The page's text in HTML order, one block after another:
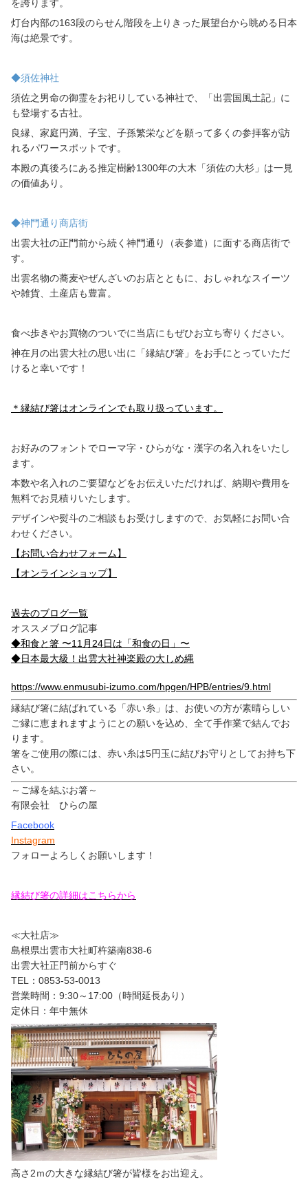
を誇ります。
灯台内部の163段のらせん階段を上りきった展望台から眺める日本
海は絶景です。
◆須佐神社
須佐之男命の御霊をお祀りしている神社で、「出雲国風土記」に
も登場する古社。
良縁、家庭円満、子宝、子孫繁栄などを願って多くの参拝客が訪
れるパワースポットです。
本殿の真後ろにある推定樹齢1300年の大木「須佐の大杉」は一見
の価値あり。
◆神門通り商店街
出雲大社の正門前から続く神門通り（表参道）に面する商店街で
す。
出雲名物の蕎麦やぜんざいのお店とともに、おしゃれなスイーツ
や雑貨、土産店も豊富。
食べ歩きやお買物のついでに当店にもぜひお立ち寄りください。
神在月の出雲大社の思い出に「縁結び箸」をお手にとっていただ
けると幸いです！
＊縁結び箸はオンラインでも取り扱っています。
お好みのフォントでローマ字・ひらがな・漢字の名入れをいたし
ます。
本数や名入れのご要望などをお伝えいただければ、納期や費用を
無料でお見積りいたします。
デザインや熨斗のご相談もお受けしますので、お気軽にお問い合
わせください。
【お問い合わせフォーム】
【オンラインショップ】
過去のブログ一覧
オススメブログ記事
◆和食と箸 〜11月24日は「和食の日」〜
◆日本最大級！出雲大社神楽殿の大しめ縄
https://www.enmusubi-izumo.com/hpgen/HPB/entries/9.html
縁結び箸に結ばれている「赤い糸」は、お使いの方が素晴らしい
ご縁に恵まれますようにとの願いを込め、全て手作業で結んでお
ります。
箸をご使用の際には、赤い糸は5円玉に結びお守りとしてお持ち下
さい。
～ご縁を結ぶお箸～
有限会社 ひらの屋
Facebook
Instagram
フォローよろしくお願いします！
縁結び箸の詳細はこちらから
≪大社店≫
島根県出雲市大社町杵築南838-6
出雲大社正門前からすぐ
TEL：0853-53-0013
営業時間：9:30～17:00（時間延長あり）
定休日：年中無休
高さ2ｍの大きな縁結び箸が皆様をお出迎え。